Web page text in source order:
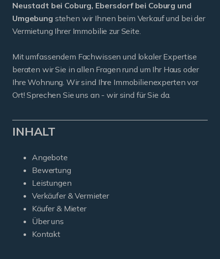
Neustadt bei Coburg, Ebersdorf bei Coburg und
Umgebung stehen wir Ihnen beim Verkauf und bei der
Vermietung Ihrer Immobilie zur Seite.
Mit umfassendem Fachwissen und lokaler Expertise
beraten wir Sie in allen Fragen rund um Ihr Haus oder
Ihre Wohnung. Wir sind Ihre Immobilienexperten vor
Ort! Sprechen Sie uns an - wir sind für Sie da.
INHALT
Angebote
Bewertung
Leistungen
Verkäufer & Vermieter
Käufer & Mieter
Über uns
Kontakt